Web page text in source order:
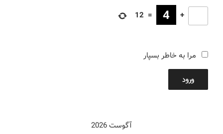
+
=
12
مرا به خاطر بسپار
ورود
آگوست 2026